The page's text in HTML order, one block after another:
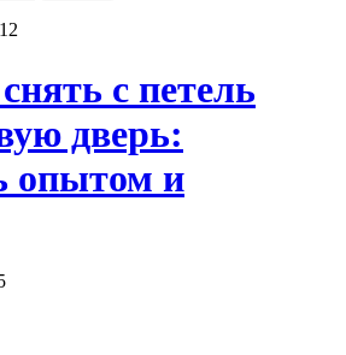
с петель
дверь:
опытом и